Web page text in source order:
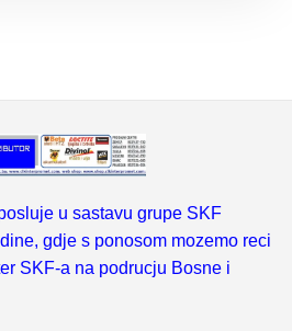
u sastavu grupe SKF
gdje s ponosom mozemo reci
SKF-a na podrucju Bosne i